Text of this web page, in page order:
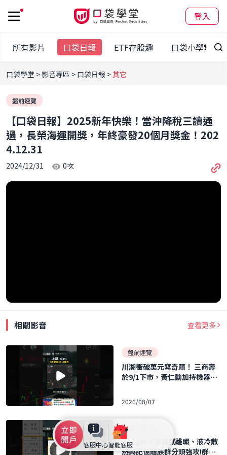
登入
客服中心智能客服
所有影片 口袋日報 ETF存股趣 口袋小學堂
口袋學堂 影音專區 口袋日報 其它
盤前速覽
【口袋日報】2025新年快樂！當沖降稅三讀通
過，長榮海運開獎，年終豪發20個月獎金！202
4.12.31
2024/12/31 0次
相關影音 查看更多
盤前速覽
川湖衝破萬元寫奇蹟！ 三商壽
於9/1下市，黃仁勳加持機器人
6.08.07
2026/08/07
盤前速覽
Google人事震撼離職、液冷散
熱與記憶體族群分頭強攻!群聯